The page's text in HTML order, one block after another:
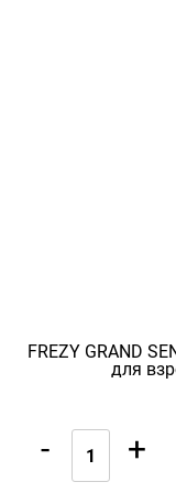
FREZY GRAND
для
- +